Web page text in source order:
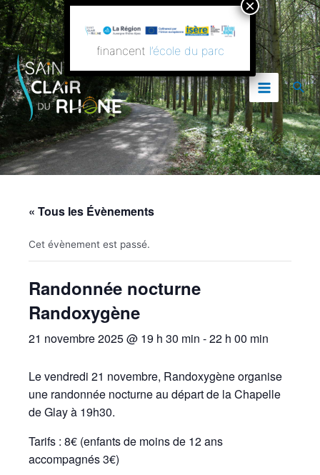
Aller
au
contenu
Main
Menu
« Tous les Évènements
Cet évènement est passé.
Randonnée nocturne
Randoxygène
21 novembre 2025 @ 19 h 30 min -22 h 00 min
Le vendredi 21 novembre, Randoxygène organise
une randonnée nocturne au départ de la Chapelle
de Glay à 19h30.
Tarifs : 8€ (enfants de moins de 12 ans
accompagnés 3€)
financent l’école du parc